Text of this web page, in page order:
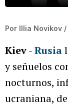
Por Illia Novikov
Kiev-Rusia
y señuelos
nocturnos,
ucraniana,